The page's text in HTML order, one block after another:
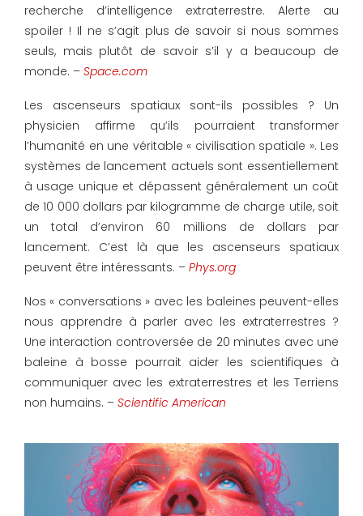
recherche d’intelligence extraterrestre. Alerte au
spoiler ! Il ne s’agit plus de savoir si nous sommes
seuls, mais plutôt de savoir s’il y a beaucoup de
monde. – Space.com
Les ascenseurs spatiaux sont-ils possibles ? Un
physicien affirme qu’ils pourraient transformer
l’humanité en une véritable « civilisation spatiale ». Les
systèmes de lancement actuels sont essentiellement
à usage unique et dépassent généralement un coût
de 10 000 dollars par kilogramme de charge utile, soit
un total d’environ 60 millions de dollars par
lancement. C’est là que les ascenseurs spatiaux
peuvent être intéressants. – Phys.org
Nos « conversations » avec les baleines peuvent-elles
nous apprendre à parler avec les extraterrestres ?
Une interaction controversée de 20 minutes avec une
baleine à bosse pourrait aider les scientifiques à
communiquer avec les extraterrestres et les Terriens
non humains. – Scientific American